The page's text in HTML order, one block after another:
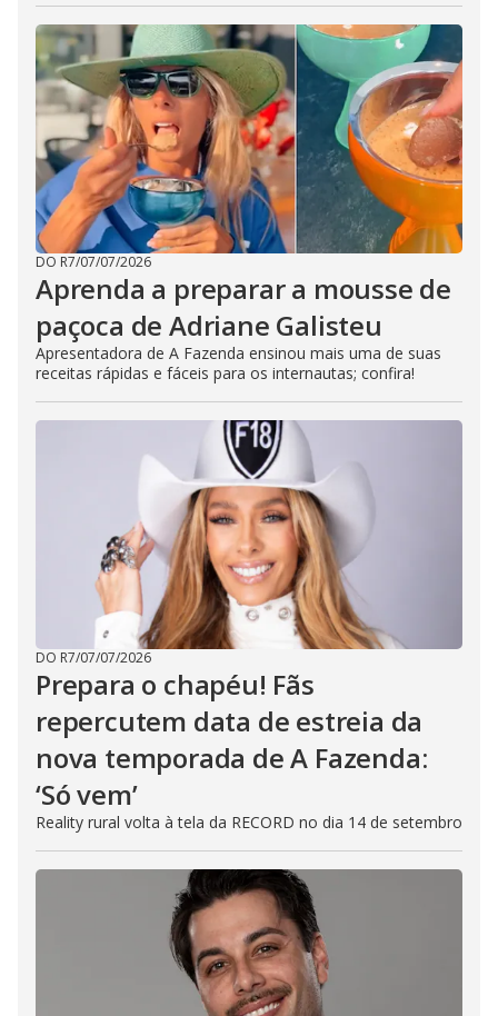
DO R7/07/07/2026
Aprenda a preparar a mousse de
paçoca de Adriane Galisteu
Apresentadora de A Fazenda ensinou mais uma de suas
receitas rápidas e fáceis para os internautas; confira!
DO R7/07/07/2026
Prepara o chapéu! Fãs
repercutem data de estreia da
nova temporada de A Fazenda:
‘Só vem’
Reality rural volta à tela da RECORD no dia 14 de setembro